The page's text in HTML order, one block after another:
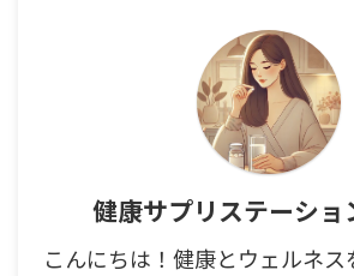
健康サプリステーショ
こんにちは！健康とウェルネス